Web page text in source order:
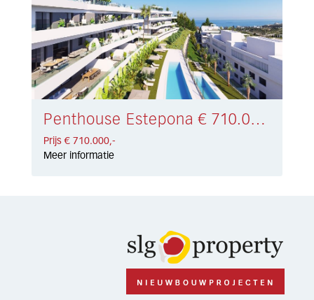
Penthouse Estepona € 710.000,-
Prijs € 710.000,-
Meer informatie